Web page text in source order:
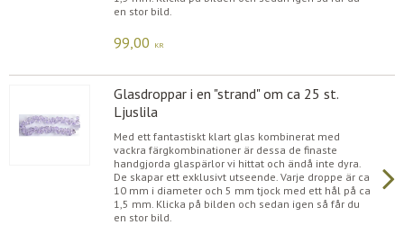
en stor bild.
99,00 KR
Glasdroppar i en "strand" om ca 25 st.
Ljuslila
Med ett fantastiskt klart glas kombinerat med
vackra färgkombinationer är dessa de finaste
handgjorda glaspärlor vi hittat och ändå inte dyra.
De skapar ett exklusivt utseende. Varje droppe är ca
10 mm i diameter och 5 mm tjock med ett hål på ca
1,5 mm. Klicka på bilden och sedan igen så får du
en stor bild.